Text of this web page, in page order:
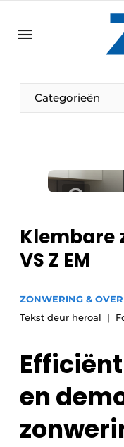
NL
Categorieën
Klembare
VS Z EM
ZONWERING &
Tekst deur heroal
en